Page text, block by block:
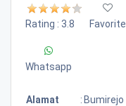
Rating : 3.8 Favorite
Whatsapp
Alamat : Bumirejo